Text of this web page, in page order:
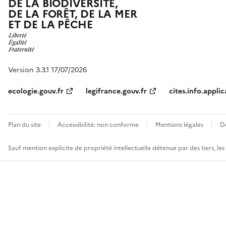
DE LA BIODIVERSITÉ,
DE LA FORÊT, DE LA MER
ET DE LA PÊCHE
Version 3.3.1 17/07/2026
ecologie.gouv.fr
legifrance.gouv.fr
Plan du site Accessibilité: non conforme Mentions légales
Sauf mention explicite de propriété intellectuelle détenue par des tiers,